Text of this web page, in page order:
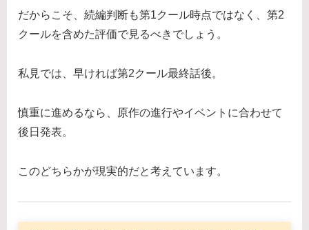
だからこそ、続編判断も第1クール時点ではなく、第2
クールを含めた評価で見るべきでしょう。
私見では、早ければ第2クール最終話後。
慎重に進めるなら、原作の進行やイベントに合わせて
後日発表。
このどちらかが現実的だと考えています。